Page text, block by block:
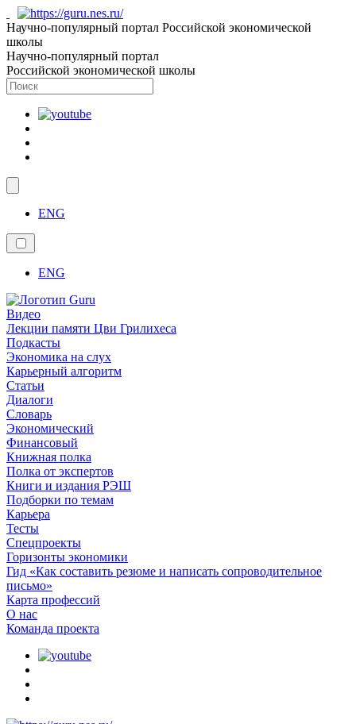
Научно-популярный портал Российской экономической
школы
Научно-популярный портал
Российской экономической школы
ENG
ENG
Видео
Лекции памяти Цви Грилихеса
Подкасты
Экономика на слух
Карьерный алгоритм
Статьи
Диалоги
Словарь
Экономический
Финансовый
Книжная полка
Полка от экспертов
Книги и издания РЭШ
Подборки по темам
Карьера
Тесты
Спецпроекты
Горизонты экономики
Гид «Как составить резюме и написать сопроводительное
письмо»
Карта профессий
О наc
Команда проекта